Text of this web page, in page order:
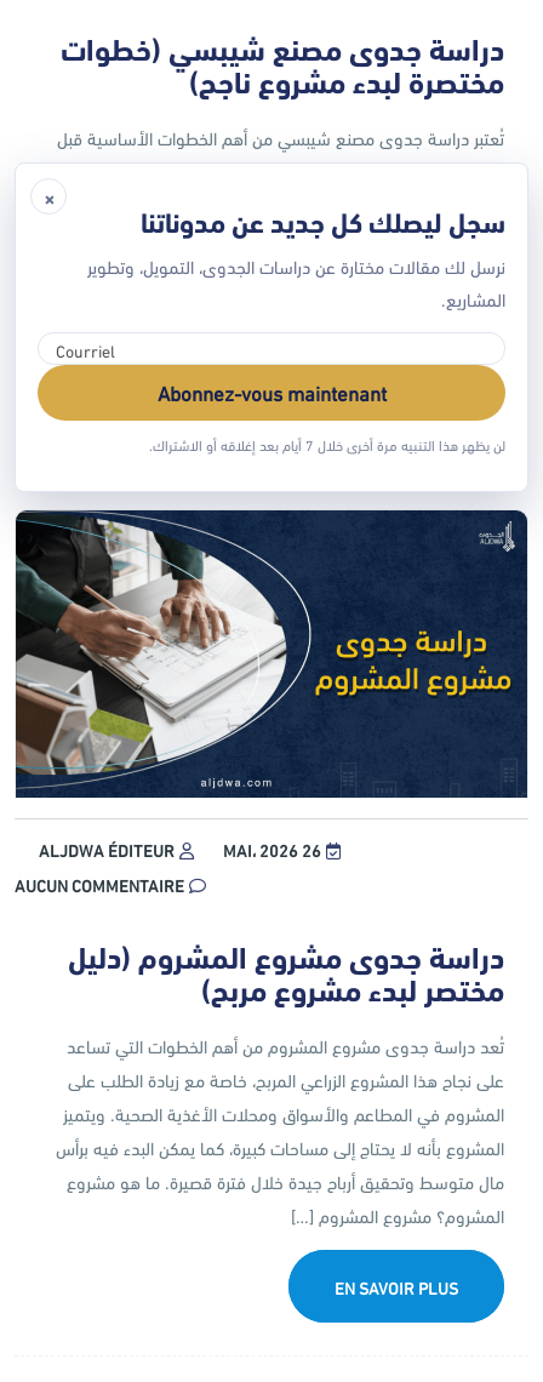
دراسة جدوى مصنع شيبسي (خطوات
مختصرة لبدء مشروع ناجح)
تُعتبر دراسة جدوى مصنع شيبسي من أهم الخطوات الأساسية قبل
إنشاء مصنع لإنتاج رقائق البطاطس، خاصة مع ارتفاع الطلب على
المنتجات الغذائية السريعة في الأسواق. ويُعد المشروع من المشاريع
الصناعية المربحة التي تمتلك فرص نمو كبيرة عند التخطيط لها بشكل
صحيح. ما هو مشروع مصنع الشيبسي؟ مشروع مصنع الشيبسي
يعتمد على إنتاج وتعبئة رقائق البطاطس […]
26 MAI، 2026
ALJDWA ÉDITEUR
AUCUN COMMENTAIRE
دراسة جدوى مشروع المشروم (دليل
مختصر لبدء مشروع مربح)
تُعد دراسة جدوى مشروع المشروم من أهم الخطوات التي تساعد
على نجاح هذا المشروع الزراعي المربح، خاصة مع زيادة الطلب على
المشروم في المطاعم والأسواق ومحلات الأغذية الصحية. ويتميز
المشروع بأنه لا يحتاج إلى مساحات كبيرة، كما يمكن البدء فيه برأس
مال متوسط وتحقيق أرباح جيدة خلال فترة قصيرة. ما هو مشروع
المشروم؟ مشروع المشروم […]
EN SAVOIR PLUS
×
سجل ليصلك كل جديد عن مدوناتنا
نرسل لك مقالات مختارة عن دراسات الجدوى، التمويل، وتطوير
المشاريع.
Abonnez-vous maintenant
لن يظهر هذا التنبيه مرة أخرى خلال 7 أيام بعد إغلاقه أو الاشتراك.